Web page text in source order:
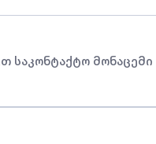
საკონტაქტო მონაცემი